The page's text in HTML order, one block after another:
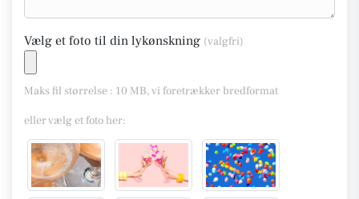
Vælg et foto til din lykønskning (valgfri)
Maks fil størrelse : 10 MB, vi foretrækker bredformat
eller vælg et foto her: